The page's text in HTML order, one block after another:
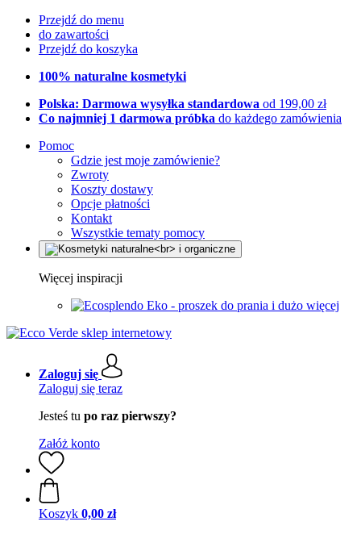
Przejdź do menu
do zawartości
Przejdź do koszyka
100% naturalne kosmetyki
Polska: Darmowa wysyłka standardowa od 199,00 zł
Co najmniej 1 darmowa próbka do każdego zamówienia
Pomoc
Gdzie jest moje zamówienie?
Zwroty
Koszty dostawy
Opcje płatności
Kontakt
Wszystkie tematy pomocy
Więcej inspiracji
Eko - proszek do prania i dużo więcej
Zaloguj się
Zaloguj się teraz
Jesteś tu po raz pierwszy?
Załóż konto
Koszyk 0,00 zł